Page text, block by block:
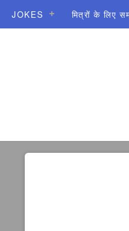
JOKES मित्रों के लिए